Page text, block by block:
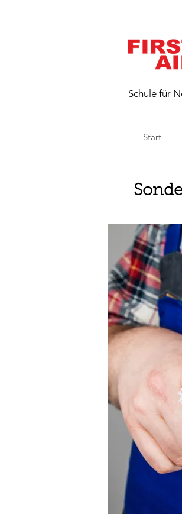
​Schule für
Start